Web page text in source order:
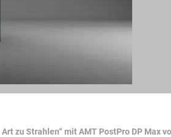
zu Strahlen“ mit AMT PostPro DP Max